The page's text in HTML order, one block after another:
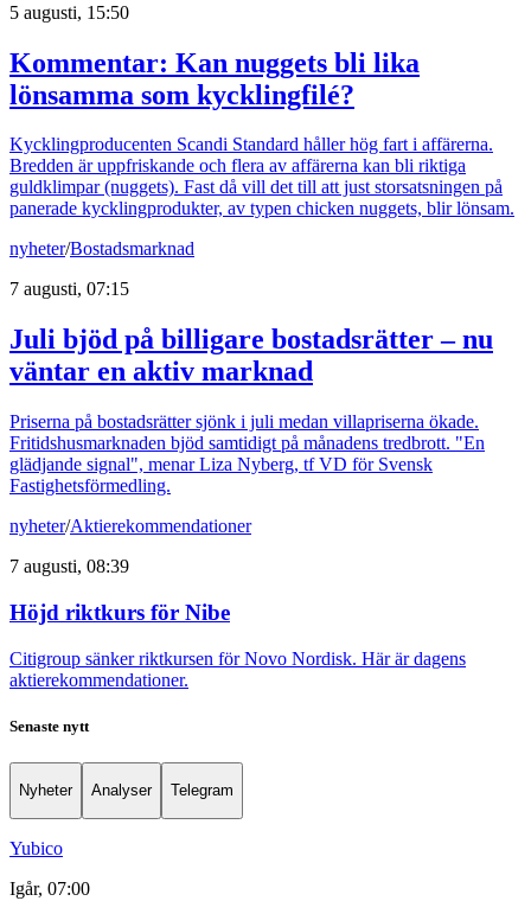
5 augusti, 15:50
Kommentar: Kan nuggets bli lika
lönsamma som kycklingfilé?
Kycklingproducenten Scandi Standard håller hög fart i affärerna.
Bredden är uppfriskande och flera av affärerna kan bli riktiga
guldklimpar (nuggets). Fast då vill det till att just storsatsningen på
panerade kycklingprodukter, av typen chicken nuggets, blir lönsam.
nyheter/Bostadsmarknad
7 augusti, 07:15
Juli bjöd på billigare bostadsrätter – nu
väntar en aktiv marknad
Priserna på bostadsrätter sjönk i juli medan villapriserna ökade.
Fritidshusmarknaden bjöd samtidigt på månadens tredbrott. "En
glädjande signal", menar Liza Nyberg, tf VD för Svensk
Fastighetsförmedling.
nyheter/Aktierekommendationer
7 augusti, 08:39
Höjd riktkurs för Nibe
Citigroup sänker riktkursen för Novo Nordisk. Här är dagens
aktierekommendationer.
Senaste nytt
Nyheter Analyser Telegram
Yubico
Igår, 07:00